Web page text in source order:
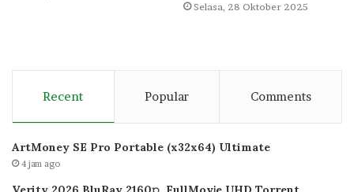
Selasa, 28 Oktober 2025
Recent Popular Comments
ArtMoney SE Pro Portable (x32x64) Ultimate
4 jam ago